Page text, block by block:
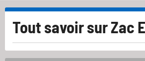
Tout savoir surZac